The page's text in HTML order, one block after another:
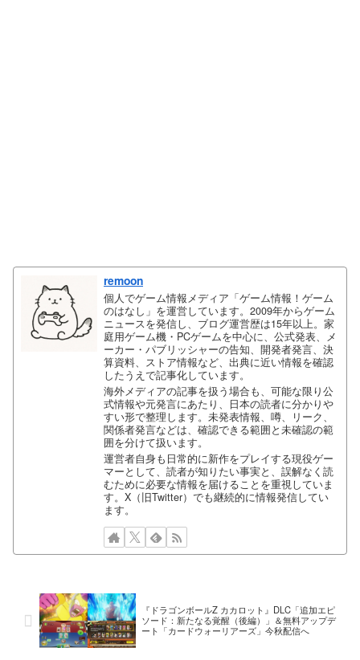
remoon
個人でゲーム情報メディア「ゲーム情報！ゲーム
のはなし」を運営しています。2009年からゲーム
ニュースを発信し、ブログ運営歴は15年以上。家
庭用ゲーム機・PCゲームを中心に、公式発表、メ
ーカー・パブリッシャーの告知、開発者発言、決
算資料、ストア情報など、出典に近い情報を確認
したうえで記事化しています。
海外メディアの記事を扱う場合も、可能な限り公
式情報や元発言にあたり、日本の読者に分かりや
すい形で整理します。未発表情報、噂、リーク、
関係者発言などは、確認できる範囲と未確認の範
囲を分けて扱います。
運営者自身も日常的に新作をプレイする現役ゲー
マーとして、読者が知りたい事実と、誤解なく読
むために必要な情報を届けることを重視していま
す。X（旧Twitter）でも継続的に情報発信してい
ます。
『ドラゴンボールZ カカロット』DLC「追加エピ
ソード：新たなる覚醒（後編）」＆無料アップデ
ート「カードウォーリアーズ」今秋配信へ